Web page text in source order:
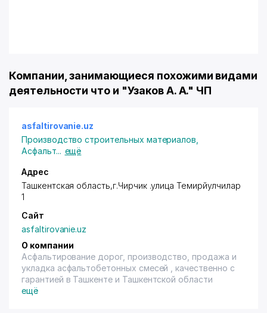
Компании, занимающиеся похожими видами
деятельности что и "Узаков А. А." ЧП
asfaltirovanie.uz
Производство строительных материалов
Асфальт... ещё
Адрес
Ташкентская область,г.Чирчик .улица Темирйулчилар
1
Сайт
asfaltirovanie.uz
О компании
Асфальтирование дорог, производство, продажа и
укладка асфальтобетонных смесей , качественно с
гарантией в Ташкенте и Ташкентской области
ещё